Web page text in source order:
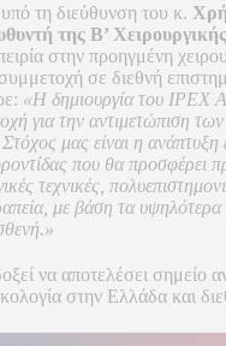
τη διεύθυνση του κ.
της Β’
στην προηγμένη
σε διεθνή
«Η δημιουργία του IPEX
για την αντιμετώπιση
μας είναι η ανάπτυξη
που θα προσφέρει
τεχνικές,
με βάση τα
να αποτελέσει σημείο
στην Ελλάδα και